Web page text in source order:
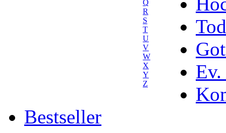
Q
R
S
T
U
V
W
X
Y
Z
Ev.
Bestseller